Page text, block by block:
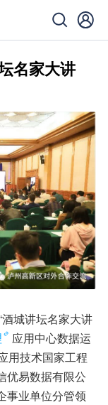
名家大讲
城讲坛名家大讲
应用中心数据运
用技术国家工程
优易数据有限公
事业单位分管领